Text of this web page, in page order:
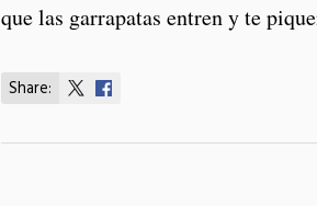
que las garrapatas entren y te
Share:
Share